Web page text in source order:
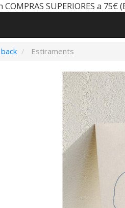
COMPRAS SUPERIORES a
Estiraments